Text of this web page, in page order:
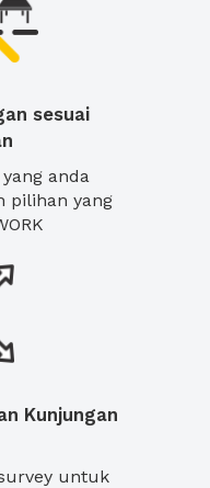
sesuai
anda
pilihan yang
Kunjungan
untuk